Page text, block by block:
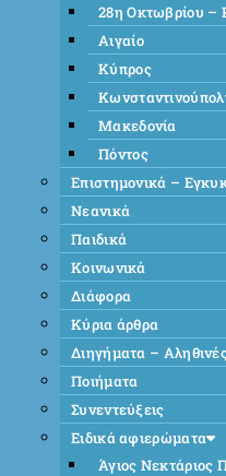
28η Οκτωβρίου –
Αιγαίο
Κύπρος
Μακεδονία
Πόντος
Επιστημονικά –
Νεανικά
Παιδικά
Κοινωνικά
Διάφορα
Κύρια άρθρα
Διηγήματα – Αληθινές
Ποιήματα
Συνεντεύξεις
Ειδικά αφιερώματα
Άγιος Νεκτάριος